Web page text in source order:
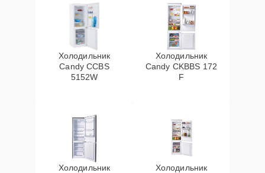
Холодильник
Candy CCBS
5152W
Холодильник
Candy CKBBS 172
F
Холодильник
Холодильник